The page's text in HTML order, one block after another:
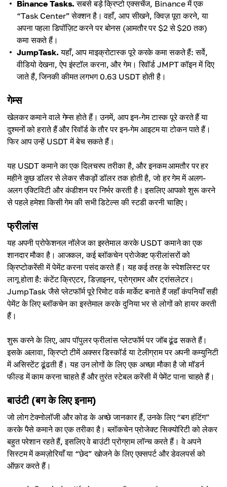
Binance Tasks. सबसे बड़े क्रिप्टो एक्सचेंज, Binance में एक
“Task Center” सेक्शन है। वहाँ, आप सीखने, क्विज़ पूरा करने, या
अपना पहला डिपॉज़िट करने पर बोनस (आमतौर पर $2 से $20 तक)
कमा सकते हैं।
JumpTask. यहाँ, आप माइक्रोटास्क पूरे करके कमा सकते हैं: सर्वे,
वीडियो देखना, ऐप इंस्टॉल करना, और गेम। रिवॉर्ड JMPT कॉइन में दिए
जाते हैं, जिनकी कीमत लगभग 0.63 USDT होती है।
गेम्स
खेलकर कमाने वाले गेम्स होते हैं। उनमें, आप इन-गेम टास्क पूरे करते हैं या
दुश्मनों को हराते हैं और रिवॉर्ड के तौर पर इन-गेम आइटम या टोकन पाते हैं।
फिर आप उन्हें USDT में बेच सकते हैं।
यह USDT कमाने का एक दिलचस्प तरीका है, और इनकम आमतौर पर हर
महीने कुछ डॉलर से लेकर सैकड़ों डॉलर तक होती है, जो हर गेम में अलग-
अलग एक्टिविटी और कंडीशन पर निर्भर करती है। इसलिए आपको शुरू करने
से पहले हमेशा किसी गेम की सभी डिटेल्स की स्टडी करनी चाहिए।
फ्रीलांस
यह अपनी प्रोफेशनल नॉलेज का इस्तेमाल करके USDT कमाने का एक
शानदार मौका है। आजकल, कई ब्लॉकचेन प्रोजेक्ट फ्रीलांसरों को
क्रिप्टोकरेंसी में पेमेंट करना पसंद करते हैं। यह कई तरह के स्पेशलिस्ट पर
लागू होता है: कंटेंट क्रिएटर, डिज़ाइनर, प्रोग्रामर और ट्रांसलेटर।
JumpTask जैसे प्लेटफॉर्म पूरे रिमोट वर्क मार्केट बनाते हैं जहाँ कंपनियाँ सही
पेमेंट के लिए ब्लॉकचेन का इस्तेमाल करके दुनिया भर से लोगों को हायर करती
हैं।
शुरू करने के लिए, आप पॉपुलर फ्रीलांस प्लेटफॉर्म पर जॉब ढूंढ सकते हैं।
इसके अलावा, क्रिप्टो टीमें अक्सर डिस्कॉर्ड या टेलीग्राम पर अपनी कम्युनिटी
में असिस्टेंट ढूंढती हैं। यह उन लोगों के लिए एक अच्छा मौका है जो मॉडर्न
फील्ड में काम करना चाहते हैं और तुरंत स्टेबल करेंसी में पेमेंट पाना चाहते हैं।
बाउंटी (बग के लिए इनाम)
जो लोग टेक्नोलॉजी और कोड के अच्छे जानकार हैं, उनके लिए “बग हंटिंग”
करके पैसे कमाने का एक तरीका है। ब्लॉकचेन प्रोजेक्ट सिक्योरिटी को लेकर
बहुत परेशान रहते हैं, इसलिए वे बाउंटी प्रोग्राम लॉन्च करते हैं। वे अपने
सिस्टम में कमज़ोरियाँ या “छेद” खोजने के लिए एक्सपर्ट और डेवलपर्स को
ऑफ़र करते हैं।